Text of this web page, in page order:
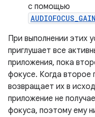
с помощью
При выполнении этих
приглушает все
приложения, пока
фокусе. Когда второе
возвращает их в
приложение не
фокуса, поэтому ему